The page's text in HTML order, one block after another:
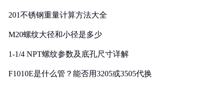
201不锈钢重量计算方法大全
M20螺纹大径和小径是多少
1-1/4 NPT螺纹参数及底孔尺寸详解
F1010E是什么管？能否用3205或3505代换